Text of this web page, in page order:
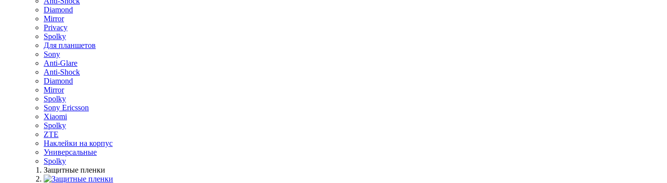
Diamond
Mirror
Privacy
Spolky
Для планшетов
Sony
Anti-Glare
Anti-Shock
Diamond
Mirror
Spolky
Sony Ericsson
Xiaomi
Spolky
ZTE
Наклейки на корпус
Универсальные
Spolky
Защитные пленки